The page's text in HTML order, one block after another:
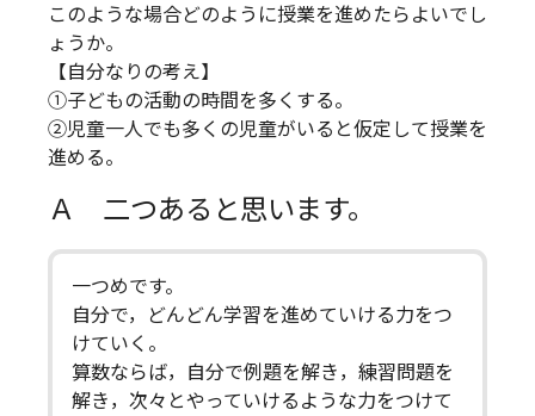
このような場合どのように授業を進めたらよいでし
ょうか。
【自分なりの考え】
①子どもの活動の時間を多くする。
②児童一人でも多くの児童がいると仮定して授業を
進める。
Ａ 二つあると思います。
一つめです。
自分で，どんどん学習を進めていける力をつ
けていく。
算数ならば，自分で例題を解き，練習問題を
解き，次々とやっていけるような力をつけて